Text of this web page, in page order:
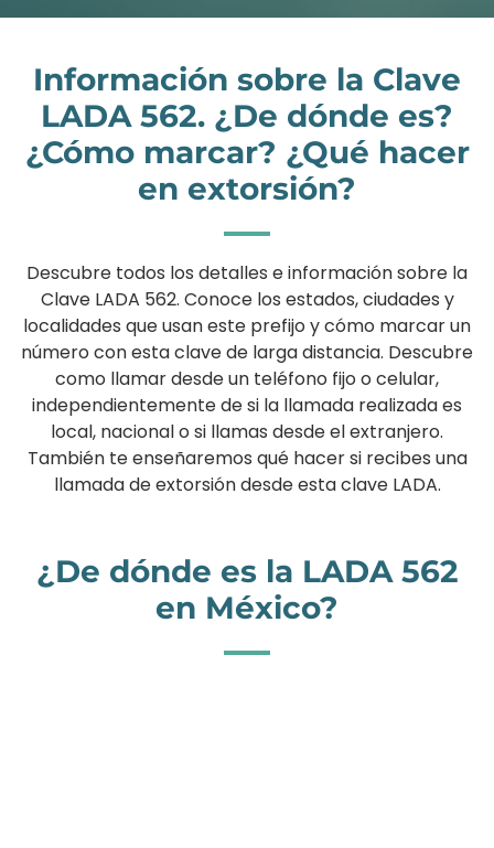
Información sobre la Clave
LADA 562. ¿De dónde es?
¿Cómo marcar? ¿Qué hacer
en extorsión?
Descubre todos los detalles e información sobre la
Clave LADA 562. Conoce los estados, ciudades y
localidades que usan este prefijo y cómo marcar un
número con esta clave de larga distancia. Descubre
como llamar desde un teléfono fijo o celular,
independientemente de si la llamada realizada es
local, nacional o si llamas desde el extranjero.
También te enseñaremos qué hacer si recibes una
llamada de extorsión desde esta clave LADA.
¿De dónde es la LADA 562
en México?